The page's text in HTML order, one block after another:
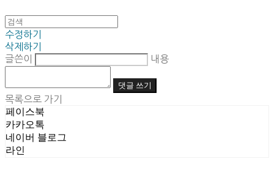
수정하기
삭제하기
글쓴이
내용
댓글 쓰기
목록으로 가기
페이스북
카카오톡
네이버 블로그
라인